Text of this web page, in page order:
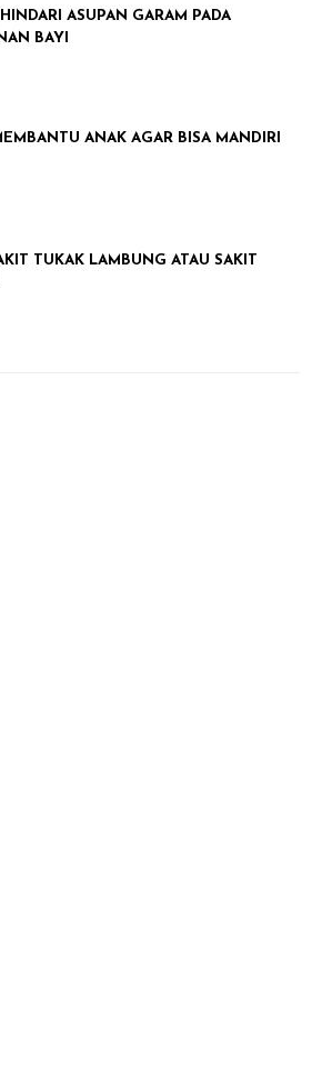
ASUPAN GARAM PADA
BAYI
ANAK AGAR BISA MANDIRI
TUKAK LAMBUNG ATAU SAKIT